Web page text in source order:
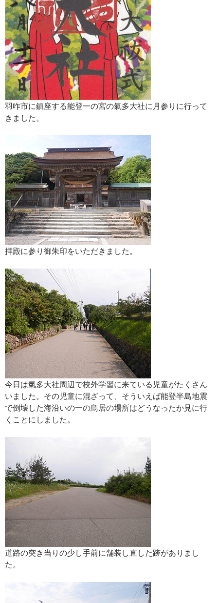
羽咋市に鎮座する能登一の宮の氣多大社に月参りに行って
きました。
拝殿に参り御朱印をいただきました。
今日は氣多大社周辺で校外学習に来ている児童がたくさん
いました。その児童に混ざって、そういえば能登半島地震
で倒壊した海沿いの一の鳥居の場所はどうなったか見に行
くことにしました。
道路の突き当りの少し手前に舗装し直した跡がありまし
た。